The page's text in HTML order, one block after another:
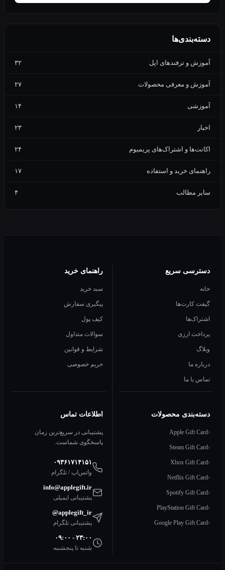
و ترفندهای اپل
و معرفی محصولات
و اشتراک‌های پریمیوم
خرید و استفاده
مطالب
سریع
کارت‌ها
ارزی
راهنمای خرید
پیگیری سفارش
سوالات متداول
شرایط و قوانین
حریم خصوصی
محصولات
Apple Gift
Steam Gift
Xbox Gift
Netflix Gift
Spotify Gift
PlayStation Gift
Google Play Gift
اطلاعات تماس
پشتیبانی در سریع‌ترین زمان
پاسخگوی شماست.
۰۹۳۶۱۷۱۴۱۵۱
واتس‌اپ / تلگرام
info@applegift.ir
پشتیبانی ایمیلی
@applegift_ir
پشتیبانی تلگرام
۰۹:۰۰ - ۲۳:۰۰
شنبه تا پنجشنبه